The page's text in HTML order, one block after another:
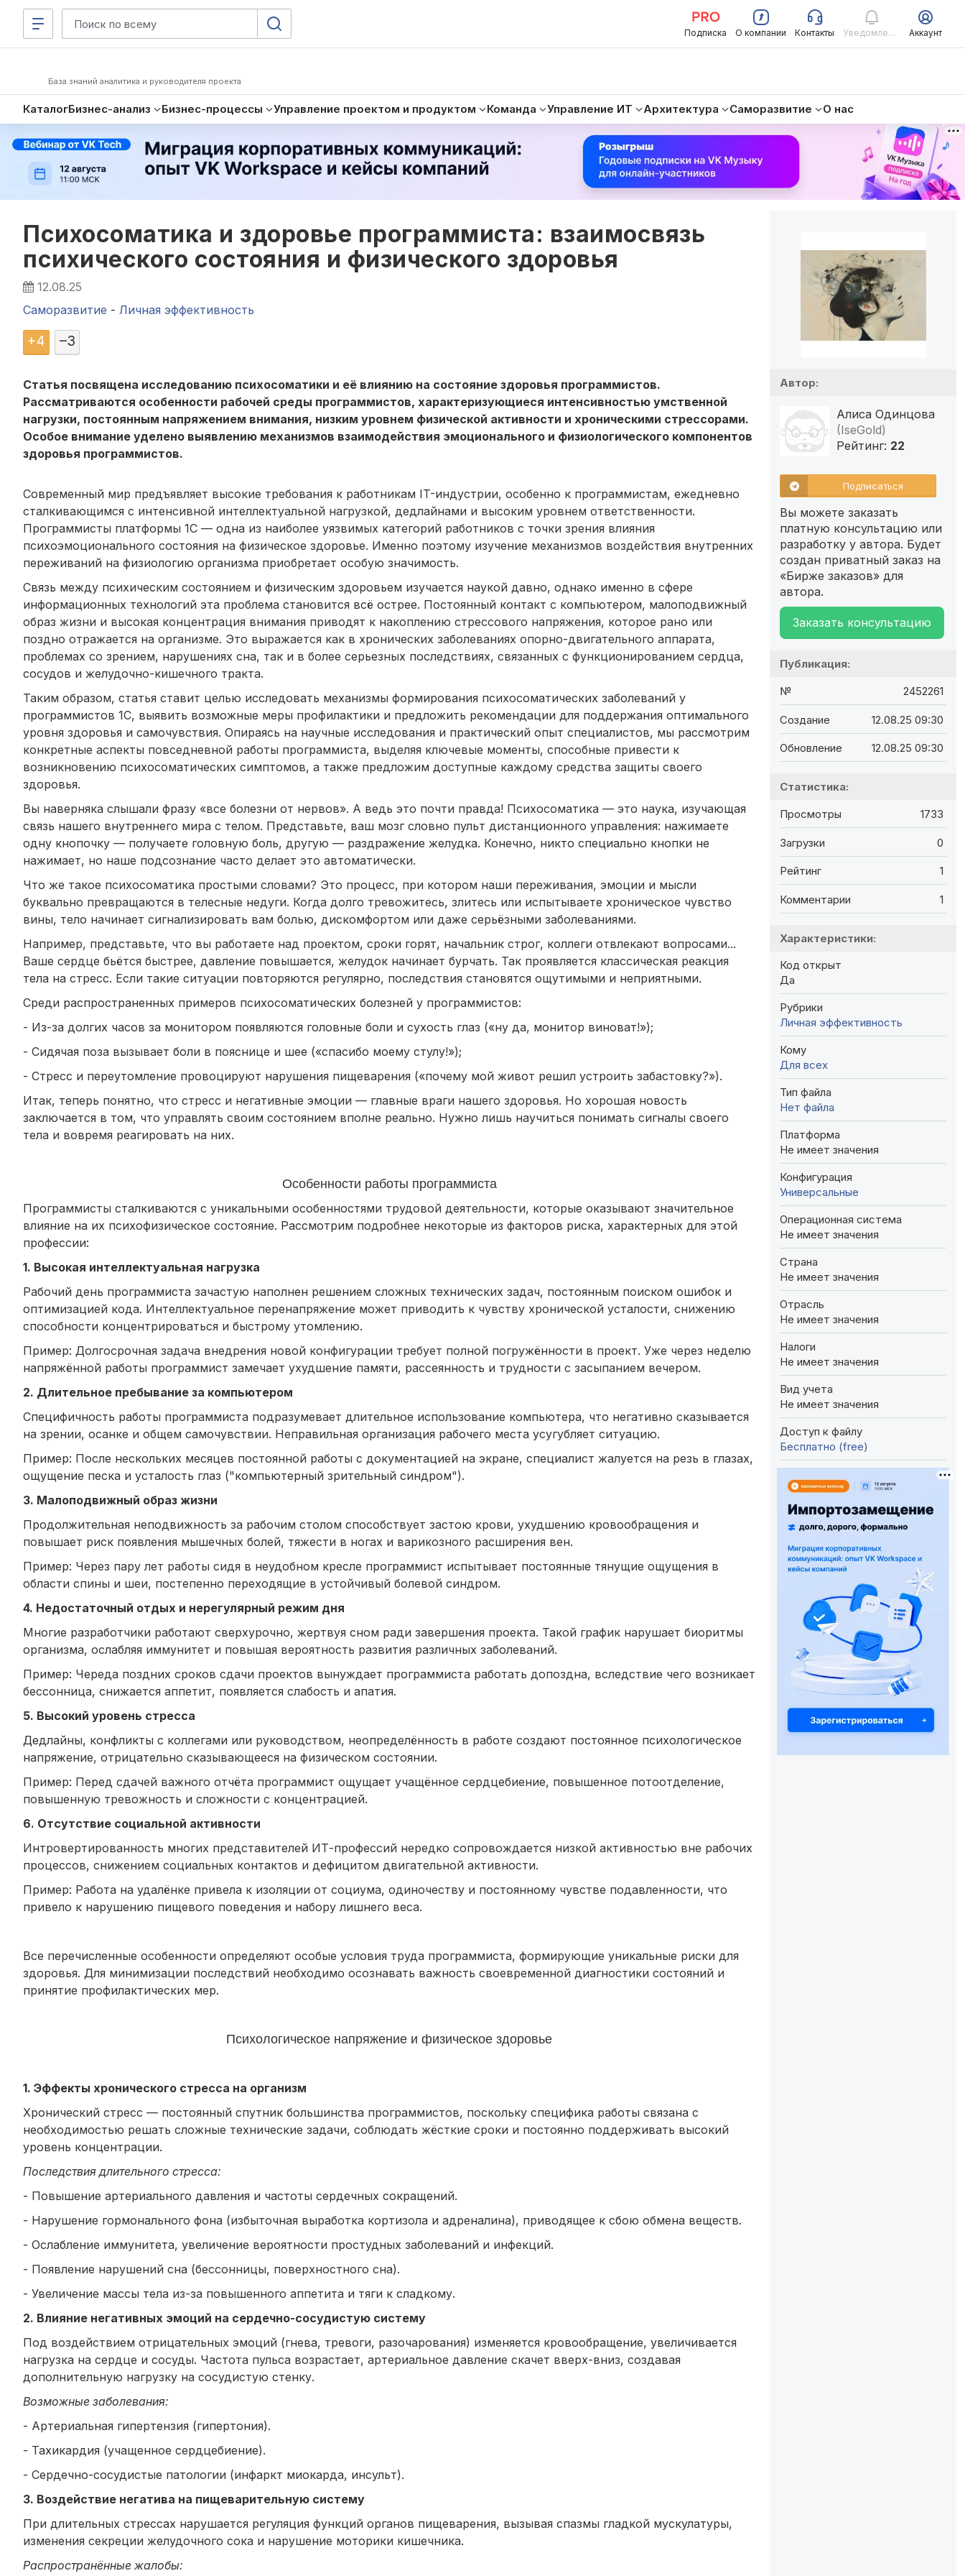
Подписка О компании Контакты Уведомления Аккаунт
База знаний аналитика и руководителя проекта
КаталогБизнес-анализ Бизнес-процессы Управление проектом и продуктом Команда Управление ИТ Архитектура Саморазвитие О нас
Психосоматика и здоровье программиста: взаимосвязь
психического состояния и физического здоровья
12.08.25
Саморазвитие - Личная эффективность
+4 –3
Статья посвящена исследованию психосоматики и её влиянию на состояние здоровья программистов.
Рассматриваются особенности рабочей среды программистов, характеризующиеся интенсивностью умственной
нагрузки, постоянным напряжением внимания, низким уровнем физической активности и хроническими стрессорами.
Особое внимание уделено выявлению механизмов взаимодействия эмоционального и физиологического компонентов
здоровья программистов.
Современный мир предъявляет высокие требования к работникам IT-индустрии, особенно к программистам, ежедневно
сталкивающимся с интенсивной интеллектуальной нагрузкой, дедлайнами и высоким уровнем ответственности.
Программисты платформы 1С — одна из наиболее уязвимых категорий работников с точки зрения влияния
психоэмоционального состояния на физическое здоровье. Именно поэтому изучение механизмов воздействия внутренних
переживаний на физиологию организма приобретает особую значимость.
Связь между психическим состоянием и физическим здоровьем изучается наукой давно, однако именно в сфере
информационных технологий эта проблема становится всё острее. Постоянный контакт с компьютером, малоподвижный
образ жизни и высокая концентрация внимания приводят к накоплению стрессового напряжения, которое рано или
поздно отражается на организме. Это выражается как в хронических заболеваниях опорно-двигательного аппарата,
проблемах со зрением, нарушениях сна, так и в более серьезных последствиях, связанных с функционированием сердца,
сосудов и желудочно-кишечного тракта.
Таким образом, статья ставит целью исследовать механизмы формирования психосоматических заболеваний у
программистов 1С, выявить возможные меры профилактики и предложить рекомендации для поддержания оптимального
уровня здоровья и самочувствия. Опираясь на научные исследования и практический опыт специалистов, мы рассмотрим
конкретные аспекты повседневной работы программиста, выделяя ключевые моменты, способные привести к
возникновению психосоматических симптомов, а также предложим доступные каждому средства защиты своего
здоровья.
Вы наверняка слышали фразу «все болезни от нервов». А ведь это почти правда! Психосоматика — это наука, изучающая
связь нашего внутреннего мира с телом. Представьте, ваш мозг словно пульт дистанционного управления: нажимаете
одну кнопочку — получаете головную боль, другую — раздражение желудка. Конечно, никто специально кнопки не
нажимает, но наше подсознание часто делает это автоматически.
Что же такое психосоматика простыми словами? Это процесс, при котором наши переживания, эмоции и мысли
буквально превращаются в телесные недуги. Когда долго тревожитесь, злитесь или испытываете хроническое чувство
вины, тело начинает сигнализировать вам болью, дискомфортом или даже серьёзными заболеваниями.
Например, представьте, что вы работаете над проектом, сроки горят, начальник строг, коллеги отвлекают вопросами...
Ваше сердце бьётся быстрее, давление повышается, желудок начинает бурчать. Так проявляется классическая реакция
тела на стресс. Если такие ситуации повторяются регулярно, последствия становятся ощутимыми и неприятными.
Среди распространенных примеров психосоматических болезней у программистов:
- Из-за долгих часов за монитором появляются головные боли и сухость глаз («ну да, монитор виноват!»);
- Сидячая поза вызывает боли в пояснице и шее («спасибо моему стулу!»);
- Стресс и переутомление провоцируют нарушения пищеварения («почему мой живот решил устроить забастовку?»).
Итак, теперь понятно, что стресс и негативные эмоции — главные враги нашего здоровья. Но хорошая новость
заключается в том, что управлять своим состоянием вполне реально. Нужно лишь научиться понимать сигналы своего
тела и вовремя реагировать на них.
Особенности работы программиста
Программисты сталкиваются с уникальными особенностями трудовой деятельности, которые оказывают значительное
влияние на их психофизическое состояние. Рассмотрим подробнее некоторые из факторов риска, характерных для этой
профессии:
1. Высокая интеллектуальная нагрузка
Рабочий день программиста зачастую наполнен решением сложных технических задач, постоянным поиском ошибок и
оптимизацией кода. Интеллектуальное перенапряжение может приводить к чувству хронической усталости, снижению
способности концентрироваться и быстрому утомлению.
Пример: Долгосрочная задача внедрения новой конфигурации требует полной погружённости в проект. Уже через неделю
напряжённой работы программист замечает ухудшение памяти, рассеянность и трудности с засыпанием вечером.
2. Длительное пребывание за компьютером
Специфичность работы программиста подразумевает длительное использование компьютера, что негативно сказывается
на зрении, осанке и общем самочувствии. Неправильная организация рабочего места усугубляет ситуацию.
Пример: После нескольких месяцев постоянной работы с документацией на экране, специалист жалуется на резь в глазах,
ощущение песка и усталость глаз ("компьютерный зрительный синдром").
3. Малоподвижный образ жизни
Продолжительная неподвижность за рабочим столом способствует застою крови, ухудшению кровообращения и
повышает риск появления мышечных болей, тяжести в ногах и варикозного расширения вен.
Пример: Через пару лет работы сидя в неудобном кресле программист испытывает постоянные тянущие ощущения в
области спины и шеи, постепенно переходящие в устойчивый болевой синдром.
4. Недостаточный отдых и нерегулярный режим дня
Многие разработчики работают сверхурочно, жертвуя сном ради завершения проекта. Такой график нарушает биоритмы
организма, ослабляя иммунитет и повышая вероятность развития различных заболеваний.
Пример: Череда поздних сроков сдачи проектов вынуждает программиста работать допоздна, вследствие чего возникает
бессонница, снижается аппетит, появляется слабость и апатия.
5. Высокий уровень стресса
Дедлайны, конфликты с коллегами или руководством, неопределённость в работе создают постоянное психологическое
напряжение, отрицательно сказывающееся на физическом состоянии.
Пример: Перед сдачей важного отчёта программист ощущает учащённое сердцебиение, повышенное потоотделение,
повышенную тревожность и сложности с концентрацией.
6. Отсутствие социальной активности
Интровертированность многих представителей ИТ-профессий нередко сопровождается низкой активностью вне рабочих
процессов, снижением социальных контактов и дефицитом двигательной активности.
Пример: Работа на удалёнке привела к изоляции от социума, одиночеству и постоянному чувстве подавленности, что
привело к нарушению пищевого поведения и набору лишнего веса.
Все перечисленные особенности определяют особые условия труда программиста, формирующие уникальные риски для
здоровья. Для минимизации последствий необходимо осознавать важность своевременной диагностики состояний и
принятие профилактических мер.
Психологическое напряжение и физическое здоровье
1. Эффекты хронического стресса на организм
Хронический стресс — постоянный спутник большинства программистов, поскольку специфика работы связана с
необходимостью решать сложные технические задачи, соблюдать жёсткие сроки и постоянно поддерживать высокий
уровень концентрации.
Последствия длительного стресса:
- Повышение артериального давления и частоты сердечных сокращений.
- Нарушение гормонального фона (избыточная выработка кортизола и адреналина), приводящее к сбою обмена веществ.
- Ослабление иммунитета, увеличение вероятности простудных заболеваний и инфекций.
- Появление нарушений сна (бессонницы, поверхностного сна).
- Увеличение массы тела из-за повышенного аппетита и тяги к сладкому.
2. Влияние негативных эмоций на сердечно-сосудистую систему
Под воздействием отрицательных эмоций (гнева, тревоги, разочарования) изменяется кровообращение, увеличивается
нагрузка на сердце и сосуды. Частота пульса возрастает, артериальное давление скачет вверх-вниз, создавая
дополнительную нагрузку на сосудистую стенку.
Возможные заболевания:
- Артериальная гипертензия (гипертония).
- Тахикардия (учащенное сердцебиение).
- Сердечно-сосудистые патологии (инфаркт миокарда, инсульт).
3. Воздействие негатива на пищеварительную систему
При длительных стрессах нарушается регуляция функций органов пищеварения, вызывая спазмы гладкой мускулатуры,
изменения секреции желудочного сока и нарушение моторики кишечника.
Распространённые жалобы:
Автор:
Алиса Одинцова
(IseGold)
Рейтинг: 22
Подписаться
Вы можете заказать
платную консультацию или
разработку у автора. Будет
создан приватный заказ на
«Бирже заказов» для
автора.
Заказать консультацию
Публикация:
№ 2452261
Создание 12.08.25 09:30
Обновление 12.08.25 09:30
Статистика:
Просмотры 1733
Загрузки 0
Рейтинг 1
Комментарии 1
Характеристики:
Код открыт
Да
Рубрики
Личная эффективность
Кому
Для всех
Тип файла
Нет файла
Платформа
Не имеет значения
Конфигурация
Универсальные
Операционная система
Не имеет значения
Страна
Не имеет значения
Отрасль
Не имеет значения
Налоги
Не имеет значения
Вид учета
Не имеет значения
Доступ к файлу
Бесплатно (free)